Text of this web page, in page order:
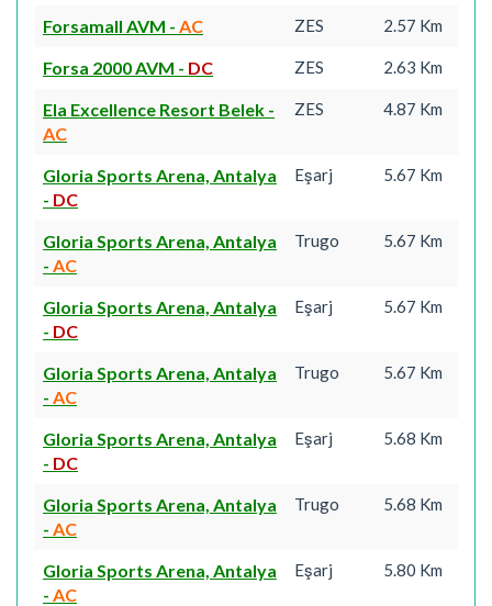
Forsamall AVM - AC ZES 2.57 Km
Forsa 2000 AVM - DC ZES 2.63 Km
Ela Excellence Resort Belek -
AC
ZES 4.87 Km
Gloria Sports Arena, Antalya
- DC
Eşarj 5.67 Km
Gloria Sports Arena, Antalya
- AC
Trugo 5.67 Km
Gloria Sports Arena, Antalya
- DC
Eşarj 5.67 Km
Gloria Sports Arena, Antalya
- AC
Trugo 5.67 Km
Gloria Sports Arena, Antalya
- DC
Eşarj 5.68 Km
Gloria Sports Arena, Antalya
- AC
Trugo 5.68 Km
Gloria Sports Arena, Antalya
- AC
Eşarj 5.80 Km